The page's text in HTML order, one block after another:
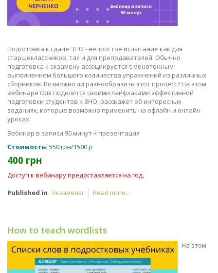
Подготовка к сдаче ЗНО - непростое испытание как для
старшеклассников, так и для преподавателей. Обычно
подготовка к экзамену ассоциируется с монотонным
выполнением большого количества упражнений из различных
сборников. Возможно ли разнообразить этот процесс? На этом
вебинаре Оля поделится своими лайфхаками эффективной
подготовки студентов к ЗНО, расскажет об интересных
заданиях, которые возможно применить на офлайн и онлайн
уроках.
Вебинар в записи 90 минут + презентация
Стоимость:550 грн/1500 р
400 грн
Доступ к вебинару предоставляется на год.
Published in Экзамены Read more...
How to teach wordlists
На этом